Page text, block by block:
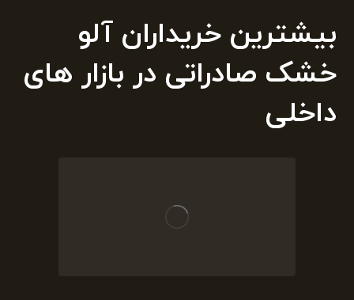
بیشترین خریداران آلو
خشک صادراتی در بازار های
داخلی